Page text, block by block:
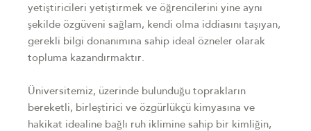
yetiştiricileri yetiştirmek ve öğrencilerini yine aynı
şekilde özgüveni sağlam, kendi olma iddiasını taşıyan,
gerekli bilgi donanımına sahip ideal özneler olarak
topluma kazandırmaktır.
Üniversitemiz, üzerinde bulunduğu toprakların
bereketli, birleştirici ve özgürlükçü kimyasına ve
hakikat idealine bağlı ruh iklimine sahip bir kimliğin,